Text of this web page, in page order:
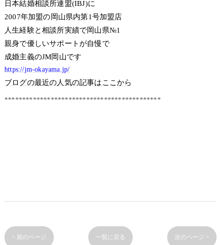
日本結婚相談所連盟(IBJ)に
2007年加盟の岡山県内第1号加盟店
人生経験と相談所実績で岡山県№1
親身で優しいサポートが自慢で
成婚主義のJM岡山です
https://jm-okayama.jp/
ブログの最近の人気の記事はここから
********************************************
< 前のページ 一覧に戻る 次のページ >